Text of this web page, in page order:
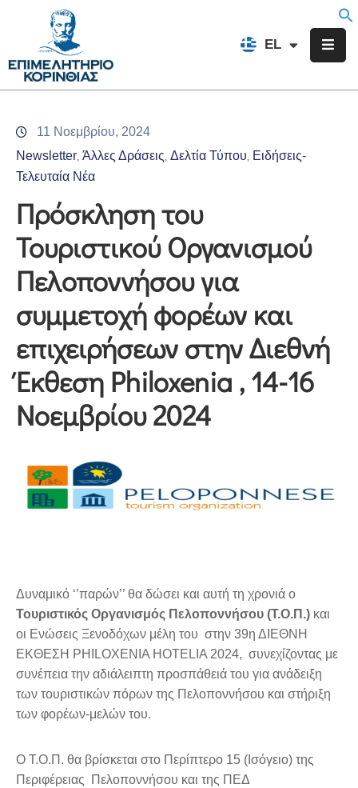
EL
FR
Επιμελητήριο
Υπηρεσίες
Προγράμματα
Δράσεις
Εκδηλώσεις
Επικοινωνία
11 Νοεμβρίου, 2024
Newsletter Άλλες Δράσεις Δελτία Τύπου Ειδήσεις-
Τελευταία Νέα
Πρόσκληση του
Τουριστικού Οργανισμού
Πελοποννήσου για
συμμετοχή φορέων και
επιχειρήσεων στην Διεθνή
Έκθεση Philoxenia , 14-16
Νοεμβρίου 2024
Δυναμικό ‘’παρών’’ θα δώσει και αυτή τη χρονιά ο
Τουριστικός Οργανισμός Πελοποννήσου (Τ.Ο.Π.) και
οι Ενώσεις Ξενοδόχων μέλη του στην 39η ΔΙΕΘΝΗ
ΕΚΘΕΣΗ PHILOXENIA HOTELIA 2024, συνεχίζοντας με
συνέπεια την αδιάλειπτη προσπάθειά του για ανάδειξη
των τουριστικών πόρων της Πελοποννήσου και στήριξη
των φορέων-μελών του.
Ο Τ.Ο.Π. θα βρίσκεται στο Περίπτερο 15 (Ισόγειο) της
Περιφέρειας Πελοποννήσου και της ΠΕΔ